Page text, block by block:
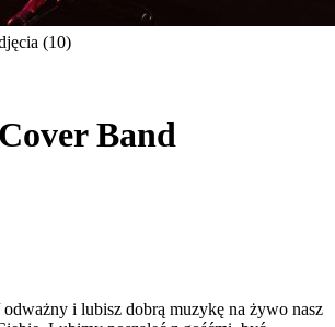
(10)
Band
odważny i lubisz dobrą muzykę na żywo nasz